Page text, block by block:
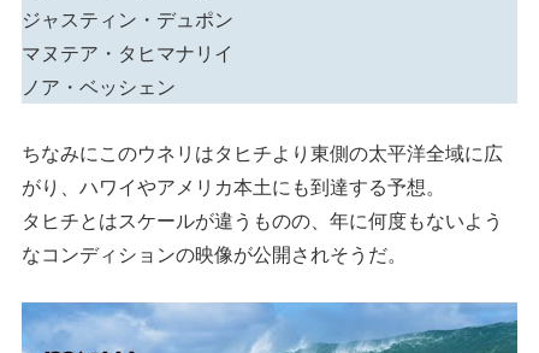
ジャスティン・デュポン
マヌテア・タヒマナリイ
ノア・ベッシェン
ちなみにこのウネリはタヒチより東側の太平洋全域に広
がり、ハワイやアメリカ本土にも到達する予想。
タヒチとはスケールが違うものの、年に何度もないよう
なコンディションの映像が公開されそうだ。